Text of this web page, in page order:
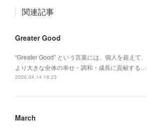
関連記事
Greater Good
“Greater Good” という言葉には、個人を超えて、
より大きな全体の幸せ・調和・成長に貢献する…
2026.04.14 18:23
March